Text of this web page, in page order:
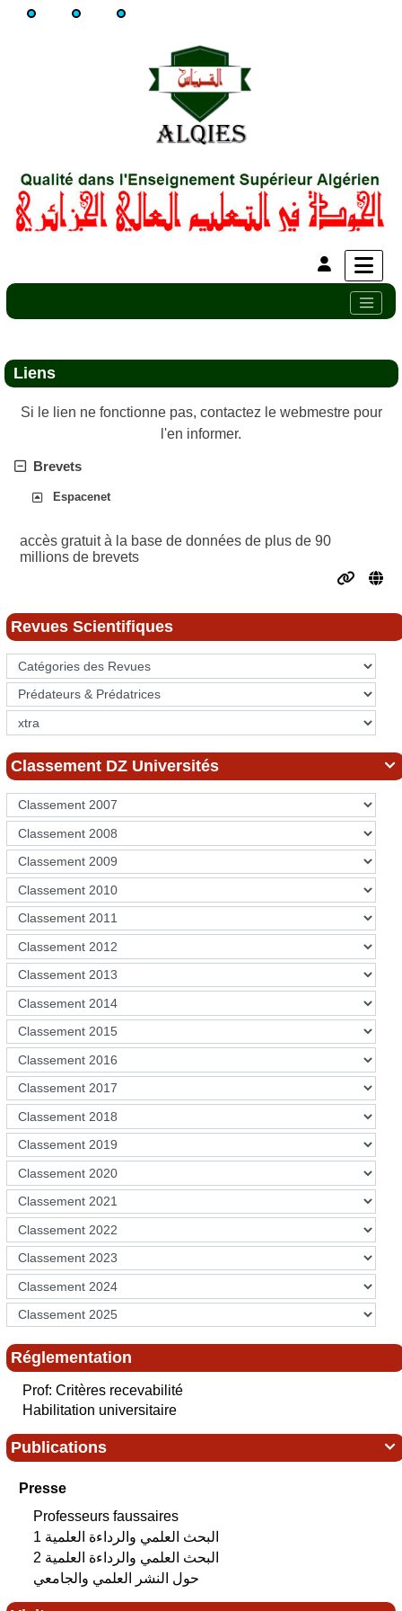
Revues Scientifiques

Classement DZ Universités
Réglementation
Prof: Critères recevabilité
Habilitation universitaire

Publications
Presse
Professeurs faussaires
Liens
Si le lien ne fonctionne pas, contactez le webmestre pour
l'en informer.
Brevets
Espacenet
accès gratuit à la base de données de plus de 90
millions de brevets